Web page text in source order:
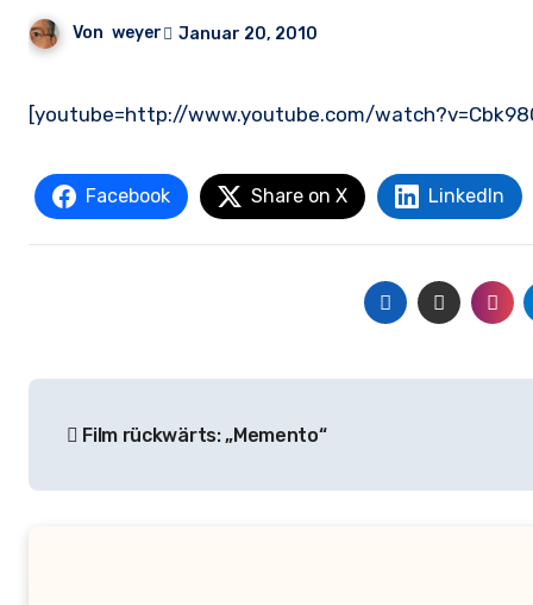
Von weyer Januar 20, 2010
[youtube=http://www.youtube.com/
Facebook Share on X LinkedIn
Navigation
Film rückwärts: „Memento“